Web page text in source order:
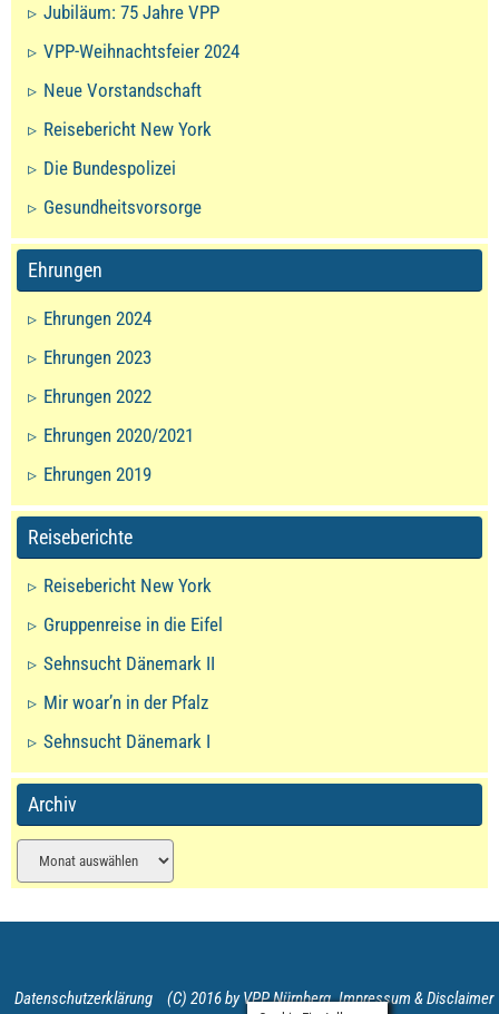
Jubiläum: 75 Jahre VPP
VPP-Weihnachtsfeier 2024
Neue Vorstandschaft
Reisebericht New York
Die Bundespolizei
Gesundheitsvorsorge
Ehrungen
Ehrungen 2024
Ehrungen 2023
Ehrungen 2022
Ehrungen 2020/2021
Ehrungen 2019
Reiseberichte
Reisebericht New York
Gruppenreise in die Eifel
Sehnsucht Dänemark II
Mir woar’n in der Pfalz
Sehnsucht Dänemark I
Archiv
Archiv
Datenschutzerklärung (C) 2016 by VPP Nürnberg Impressum & Disclaimer